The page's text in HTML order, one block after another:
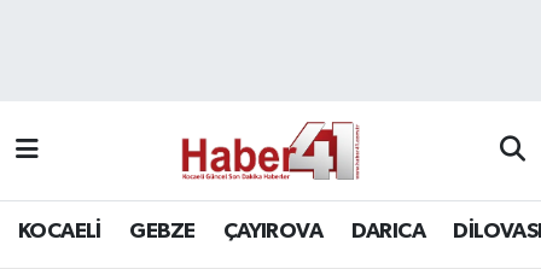
KOCAELİ GEBZE ÇAYIROVA DARICA
SPOR
ÇAYIROVA
Hava Durumu
Namaz Vakitleri